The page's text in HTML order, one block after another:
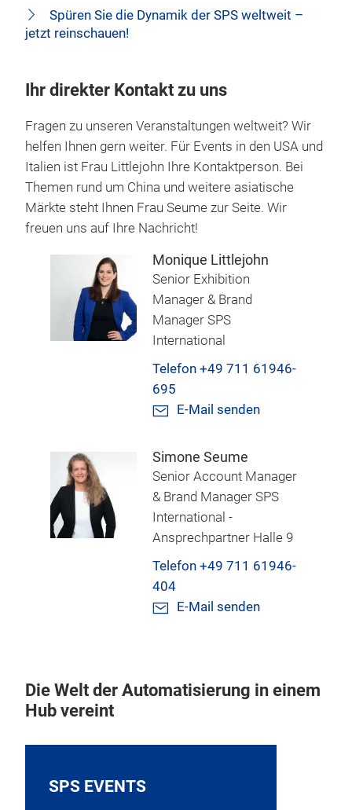
Spüren Sie die Dynamik der SPS weltweit –
jetzt reinschauen!
Ihr direkter Kontakt zu uns
Fragen zu unseren Veranstaltungen weltweit? Wir
helfen Ihnen gern weiter. Für Events in den USA und
Italien ist Frau Littlejohn Ihre Kontaktperson. Bei
Themen rund um China und weitere asiatische
Märkte steht Ihnen Frau Seume zur Seite. Wir
freuen uns auf Ihre Nachricht!
Monique Littlejohn
Senior Exhibition
Manager & Brand
Manager SPS
International
Telefon +49 711 61946-
695
E-Mail senden
Simone Seume
Senior Account Manager
& Brand Manager SPS
International -
Ansprechpartner Halle 9
Telefon +49 711 61946-
404
E-Mail senden
Die Welt der Automatisierung in einem
Hub vereint
SPS EVENTS